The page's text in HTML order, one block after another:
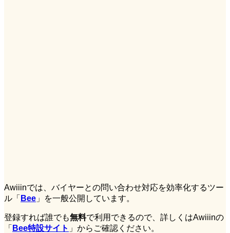
Awiiinでは、バイヤーとの問い合わせ対応を効率化するツー
ル「 Bee 」を一般公開しています。
登録すれば誰でも無料で利用できるので、詳しくはAwiiinの
「 Bee特設サイト 」からご確認ください。